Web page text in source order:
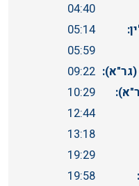
04:40
05:14
05:59
09:22
10:29
12:44
13:18
19:29
19:58